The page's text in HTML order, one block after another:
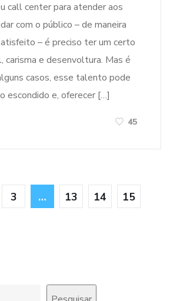
call center para atender aos
com o público – de maneira
– é preciso ter um certo
carisma e desenvoltura. Mas é
casos, esse talento pode
escondido e, oferecer […]
45
3 … 13 14
15